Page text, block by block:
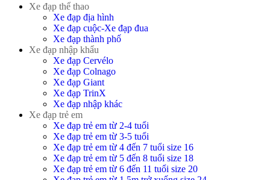
Xe đạp thể thao
Xe đạp địa hình
Xe đạp cuộc-Xe đạp đua
Xe đạp thành phố
Xe đạp nhập khẩu
Xe đạp Cervélo
Xe đạp Colnago
Xe đạp Giant
Xe đạp TrinX
Xe đạp nhập khác
Xe đạp trẻ em
Xe đạp trẻ em từ 2-4 tuổi
Xe đạp trẻ em từ 3-5 tuổi
Xe đạp trẻ em từ 4 đến 7 tuổi size 16
Xe đạp trẻ em từ 5 đến 8 tuổi size 18
Xe đạp trẻ em từ 6 đến 11 tuổi size 20